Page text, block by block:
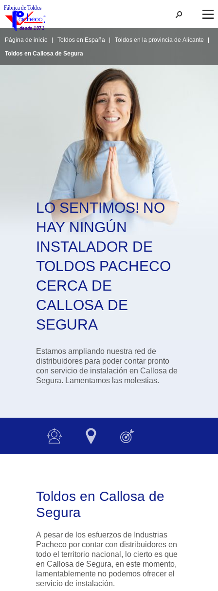
Página de inicio Toldos en España
Toldos en la provincia de Alicante
Toldos en Callosa de Segura
LO SENTIMOS! NO
HAY NINGÚN
INSTALADOR DE
TOLDOS PACHECO
CERCA DE
CALLOSA DE
SEGURA
Estamos ampliando nuestra red de
distribuidores para poder contar pronto
con servicio de instalación en Callosa de
Segura. Lamentamos las molestias.
Toldos en Callosa de
Segura
A pesar de los esfuerzos de Industrias
Pacheco por contar con distribuidores en
todo el territorio nacional, lo cierto es que
en Callosa de Segura, en este momento,
lamentablemente no podemos ofrecer el
servicio de instalación.